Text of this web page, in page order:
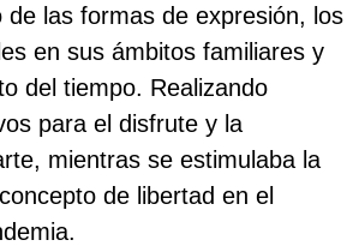
de las formas de expresión, los
en sus ámbitos familiares y
del tiempo. Realizando
para el disfrute y la
mientras se estimulaba la
de libertad en el